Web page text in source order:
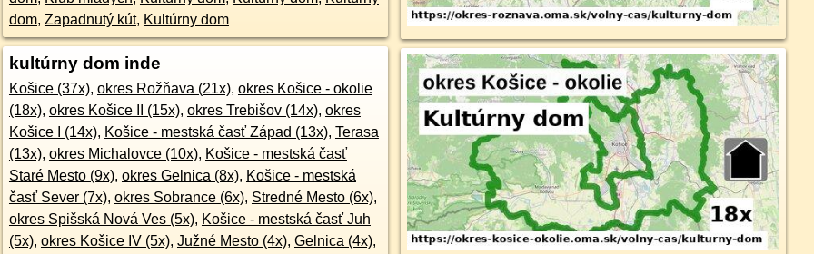
dom, Zapadnutý kút, Kultúrny dom
kultúrny dom inde
Košice (37x), okres Rožňava (21x), okres Košice - okolie
(18x), okres Košice II (15x), okres Trebišov (14x), okres
Košice I (14x), Košice - mestská časť Západ (13x), Terasa
(13x), okres Michalovce (10x), Košice - mestská časť
Staré Mesto (9x), okres Gelnica (8x), Košice - mestská
časť Sever (7x), okres Sobrance (6x), Stredné Mesto (6x),
okres Spišská Nová Ves (5x), Košice - mestská časť Juh
(5x), okres Košice IV (5x), Južné Mesto (4x), Gelnica (4x),